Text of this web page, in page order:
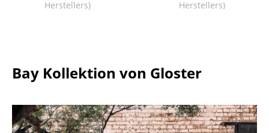
Wandleuchten
... alle Leuchten
Betten
Herstellers)
Herstellers)
Bay Kollektion von Gloster